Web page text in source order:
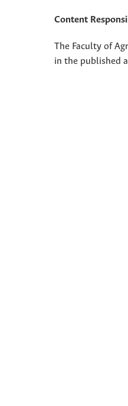
Content
The Faculty of
in the published